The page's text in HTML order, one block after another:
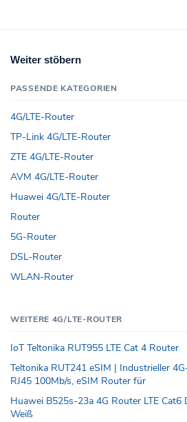
Weiter stöbern
PASSENDE KATEGORIEN
4G/LTE-Router
TP-Link 4G/LTE-Router
ZTE 4G/LTE-Router
AVM 4G/LTE-Router
Huawei 4G/LTE-Router
Router
5G-Router
DSL-Router
WLAN-Router
WEITERE 4G/LTE-ROUTER
IoT Teltonika RUT955 LTE Cat 4 Router
Teltonika RUT241 eSIM | Industrieller
RJ45 100Mb/s, eSIM Router für
Huawei B525s-23a 4G Router LTE Cat6
Weiß